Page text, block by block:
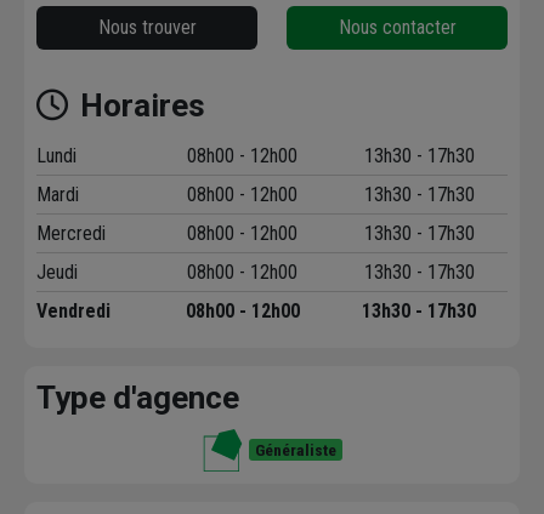
Nous trouver Nous contacter
Horaires
Lundi 08h00 - 12h00
13h30 - 17h30
Mardi
08h00 - 12h00
13h30 - 17h30
Mercredi
08h00 - 12h00
13h30 - 17h30
Jeudi
08h00 - 12h00
13h30 - 17h30
Vendredi
08h00 - 12h00 13h30 - 17h30
Type d'agence
Généraliste